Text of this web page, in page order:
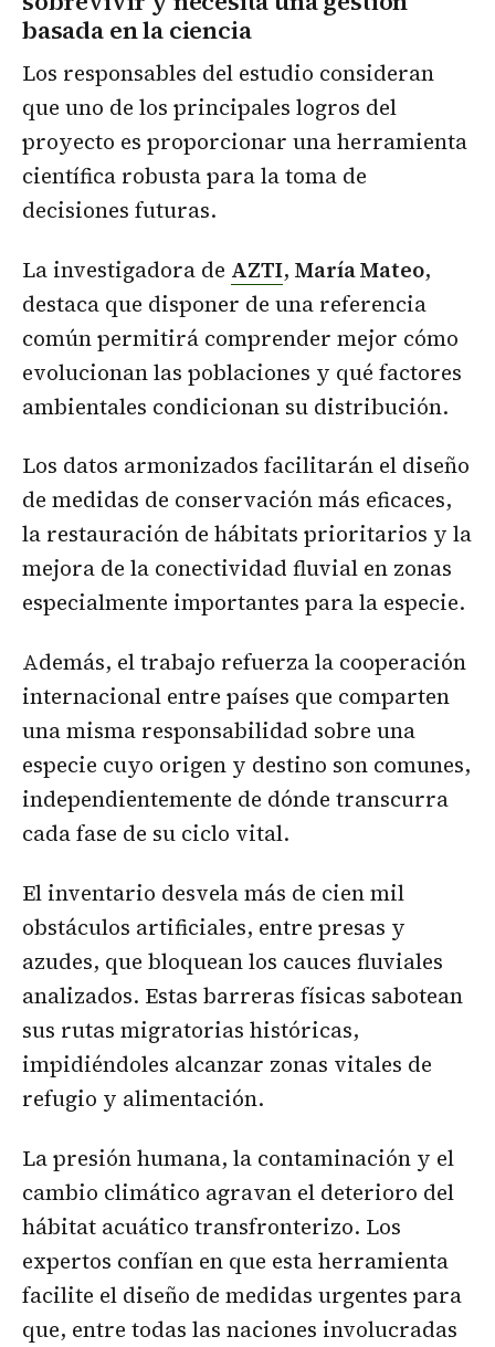
basada en la ciencia
Los responsables del estudio consideran
que uno de los principales logros del
proyecto es proporcionar una herramienta
científica robusta para la toma de
decisiones futuras.
La investigadora de AZTI, María Mateo,
destaca que disponer de una referencia
común permitirá comprender mejor cómo
evolucionan las poblaciones y qué factores
ambientales condicionan su distribución.
Los datos armonizados facilitarán el diseño
de medidas de conservación más eficaces,
la restauración de hábitats prioritarios y la
mejora de la conectividad fluvial en zonas
especialmente importantes para la especie.
Además, el trabajo refuerza la cooperación
internacional entre países que comparten
una misma responsabilidad sobre una
especie cuyo origen y destino son comunes,
independientemente de dónde transcurra
cada fase de su ciclo vital.
El inventario desvela más de cien mil
obstáculos artificiales, entre presas y
azudes, que bloquean los cauces fluviales
analizados. Estas barreras físicas sabotean
sus rutas migratorias históricas,
impidiéndoles alcanzar zonas vitales de
refugio y alimentación.
La presión humana, la contaminación y el
cambio climático agravan el deterioro del
hábitat acuático transfronterizo. Los
expertos confían en que esta herramienta
facilite el diseño de medidas urgentes para
que, entre todas las naciones involucradas